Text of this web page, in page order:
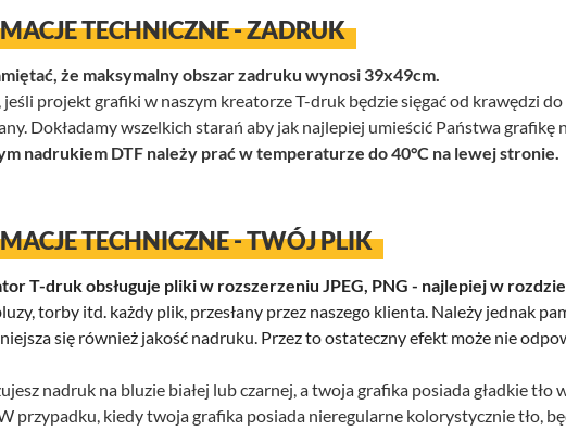
TECHNICZNE - ZADRUK
że maksymalny obszar zadruku wynosi 39x49cm.
jeśli projekt grafiki w naszym kreatorze T-druk będzie sięgać od krawędzi
Dokładamy wszelkich starań aby jak najlepiej umieścić Państwa
nadrukiem DTF należy prać w temperaturze do 40°C na lewej stronie.
TECHNICZNE - TWÓJ PLIK
T-druk obsługuje pliki w rozszerzeniu JPEG, PNG - najlepiej w
torby itd. każdy plik, przesłany przez naszego klienta. Należy jednak
się również jakość nadruku. Przez to ostateczny efekt może nie
nadruk na bluzie białej lub czarnej, a twoja grafika posiada gładkie
przypadku, kiedy twoja grafika posiada nieregularne kolorystycznie tło,